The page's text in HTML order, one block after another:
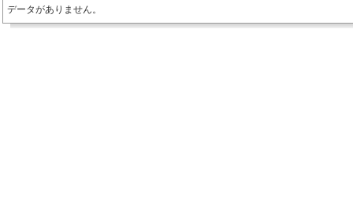
データがありません。